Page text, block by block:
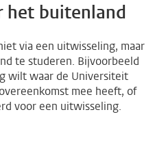
het buitenland
via een uitwisseling, maar
te studeren. Bijvoorbeeld
wilt waar de Universiteit
mee heeft, of
voor een uitwisseling.